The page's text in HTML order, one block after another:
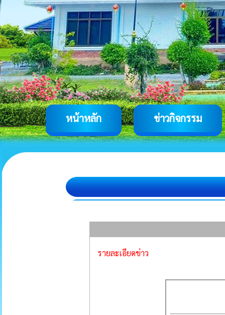
หน้าหลัก ข่าวกิจกรรม
รายละเอียดข่าว